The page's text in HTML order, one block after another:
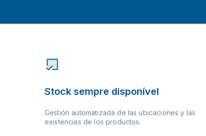
Stock sempre disponível
Gestión automatizada de las ubicaciones y las
existencias de los productos.